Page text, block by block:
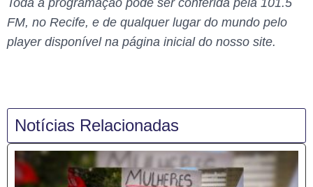
Toda a programação pode ser conferida pela 101.5
FM, no Recife, e de qualquer lugar do mundo pelo
player disponível na página inicial do nosso site.
Notícias Relacionadas